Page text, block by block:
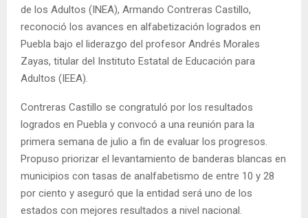
de los Adultos (INEA), Armando Contreras Castillo,
reconoció los avances en alfabetización logrados en
Puebla bajo el liderazgo del profesor Andrés Morales
Zayas, titular del Instituto Estatal de Educación para
Adultos (IEEA).
Contreras Castillo se congratuló por los resultados
logrados en Puebla y convocó a una reunión para la
primera semana de julio a fin de evaluar los progresos.
Propuso priorizar el levantamiento de banderas blancas en
municipios con tasas de analfabetismo de entre 10 y 28
por ciento y aseguró que la entidad será uno de los
estados con mejores resultados a nivel nacional.